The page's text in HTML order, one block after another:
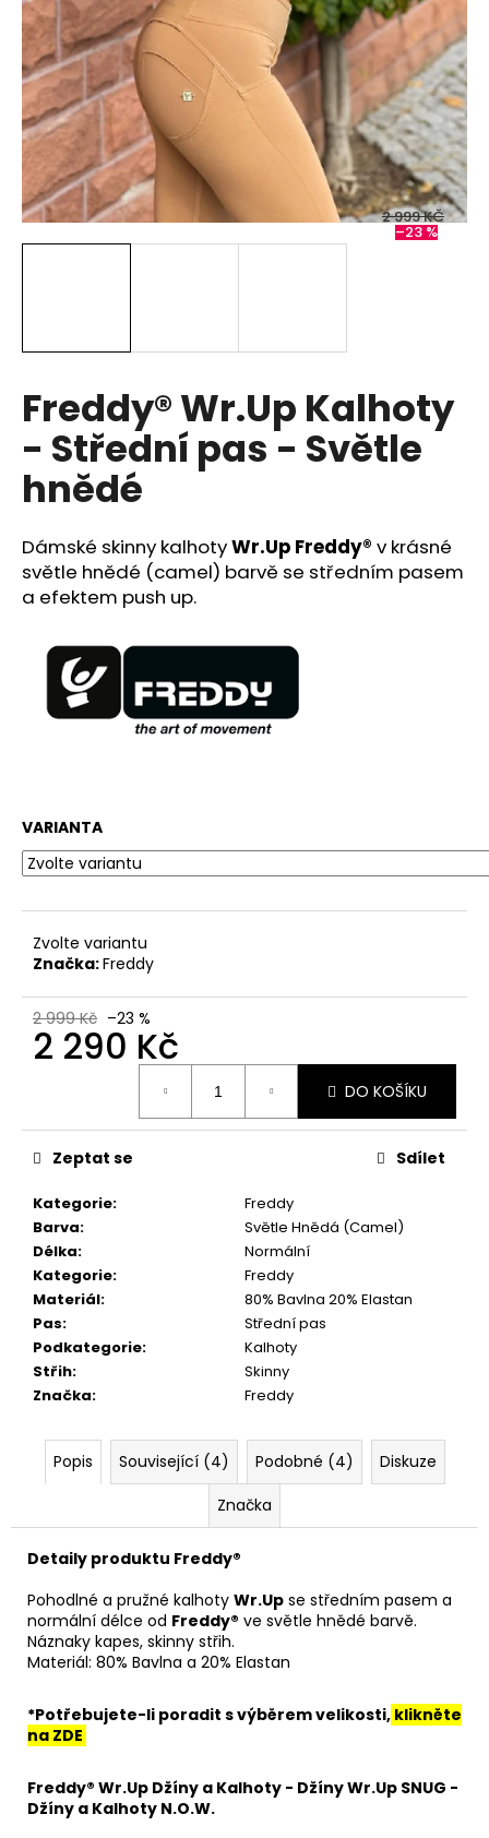
Freddy® Wr.Up Kalhoty
- Střední pas - Světle
hnědé
Dámské skinny kalhotyWr.Up Freddy® v krásné
světle hnědé (camel) barvě se středním pasem
a efektem push up.
VARIANTA
Zvolte variantu
Značka:Freddy
2 999 Kč –23 %
2 290 Kč
DO KOŠÍKU
Kategorie:
Freddy
Barva:
Světle Hnědá (Camel)
Délka:
Normální
Kategorie:
Freddy
Materiál:
80% Bavlna 20% Elastan
Pas:
Střední pas
Podkategorie:
Kalhoty
Střih:
Skinny
Značka: Freddy
Zeptat se Sdílet
2 999 KČ
–23 %
Popis Související (4) Podobné (4)
Diskuze
Značka
Detaily produktu Freddy®
Pohodlné a pružné kalhoty Wr.Up se středním pasem a
normální délce od Freddy® ve světle hnědé barvě.
Náznaky kapes, skinny střih.
Materiál: 80% Bavlna a 20% Elastan
*Potřebujete-li poradit s výběrem velikosti, klikněte
na ZDE
Freddy® Wr.Up Džíny a Kalhoty - Džíny Wr.Up SNUG -
Džíny a Kalhoty N.O.W.
a
j
í
t
?
D
p
o
r
u
č
j
e
m
e
PLETENÝ
PLÁŽOVÝ
KOŠÍK/KABELKA
890
Kč
Původně:
2
Kč